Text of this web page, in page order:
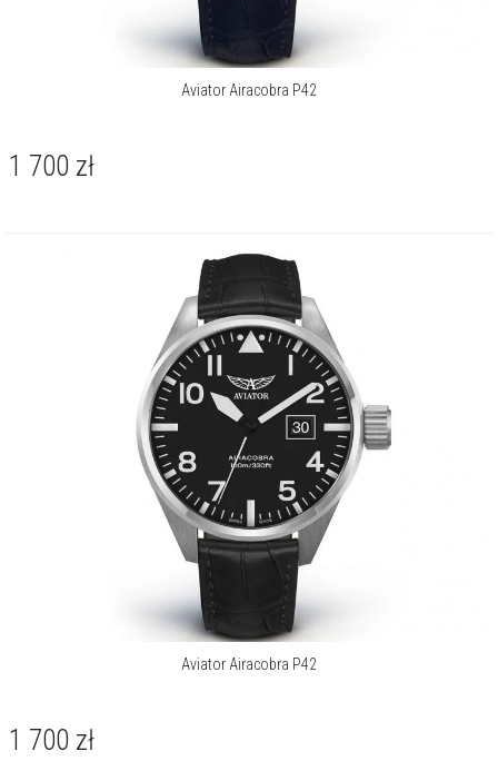
Aviator Airacobra P42
1 700 zł
Aviator Airacobra P42
1 700 zł